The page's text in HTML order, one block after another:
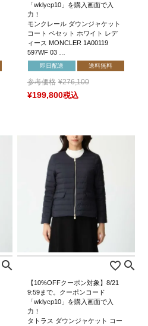
「wklycp10」を購入画面で入
力！
モンクレール ダウンジャケット
コート ベセット ホワイト レデ
ィース MONCLER 1A00119
597WF 03 …
即日配送 送料無料
参考価格 ¥276,100
¥199,800税込
【10%OFFクーポン対象】8/21
9:59まで。クーポンコード
「wklycp10」を購入画面で入
力！
タトラス ダウンジャケット コー